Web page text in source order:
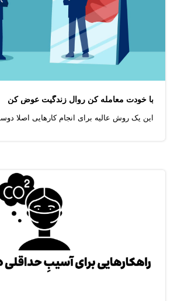
با خودت معامله کن روال زندگیت عوض کن